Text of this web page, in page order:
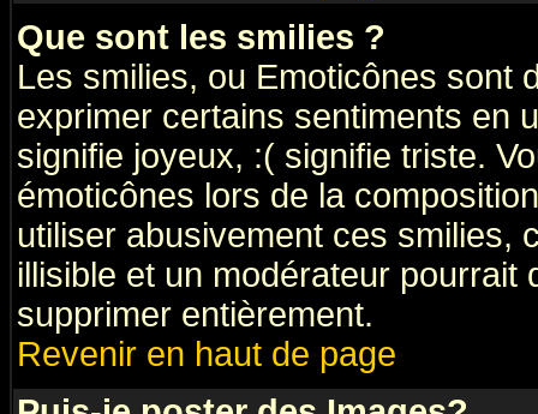
Que sont les smilies ?
Les smilies, ou Emoticônes sont
exprimer certains sentiments en
signifie joyeux, :( signifie triste.
émoticônes lors de la
utiliser abusivement ces smilies,
illisible et un modérateur pourrait
supprimer entièrement.
Revenir en haut de page